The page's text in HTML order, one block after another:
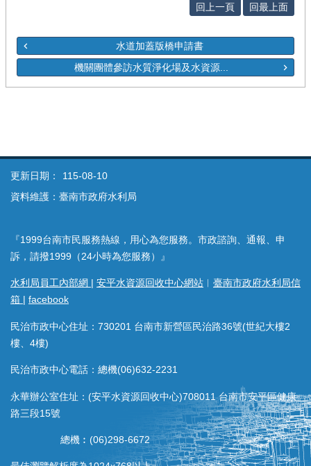
回上一頁 回最上面
水道加蓋版橋申請書
機關團體參訪水質淨化場及水資源...
更新日期：
115-08-10
資料維護：臺南市政府水利局
『1999台南市民服務熱線，用心為您服務。市政諮詢、通報、申
訴，請撥1999（24小時為您服務）』
水利局員工內部網 | 安平水資源回收中心網站 ︱ 臺南市政府水利局信
箱 | facebook
民治市政中心住址：730201 台南市新營區民治路36號(世紀大樓2
樓、4樓)
民治市政中心電話：總機(06)632-2231
永華辦公室住址：(安平水資源回收中心)708011 台南市安平區健康
路三段15號
總機︰(06)298-6672